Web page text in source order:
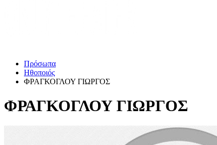
Πρόσωπα
Ηθοποιός
ΦΡΑΓΚΟΓΛΟΥ ΓΙΩΡΓΟΣ
ΦΡΑΓΚΟΓΛΟΥ ΓΙΩΡΓΟΣ